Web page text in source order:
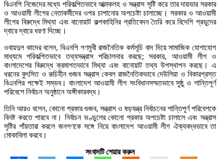
বিএনপি নিজেদের মধ্যে পরিকল্পিতভাবে আত্মকলহ ও সন্ত্রাস সৃষ্টি করে তার দায়ভার সরকার
ও আওয়ামী লীগের নেতাকর্মীদের ওপর চাপানোর অপচেষ্টা চালাচ্ছে। সরকার ও আওয়ামী
লীগের বিরুদ্ধে মিথ্যা এবং বানোয়াট কল্পকাহিনির প্রতিবেদন তৈরি করে বিদেশি প্রভুদের
দ্বারে দ্বারে ধরণা দিচ্ছে।
ওবায়দুল কাদের বলেন, বিএনপি গণমুখী রাজনৈতিক কর্মসূচি বাদ দিয়ে সামাজিক যোগাযোগ
মাধ্যমে পরিকল্পিতভাবে তথ্যসন্ত্রাস পরিচালনার করছে; সরকার, আওয়ামী লীগ ও
বাংলাদেশের বিরুদ্ধে ক্রমাগতভাবে মিথ্যা এবং বানোয়াট তথ্য উপস্থাপন করছে। এ
ধরনের কুৎসিত ও রুচিহীন গুজব সন্ত্রাস কেবল রাজনৈতিকভাবে দেউলিয়া ও বিকারগ্রস্ত
বিএনপির পক্ষেই সম্ভব। বাংলাদেশ আওয়ামী লীগ সংবিধানসম্মতভাবে সুষ্ঠু ও শান্তিপূর্ণ
পরিবেশে নির্বাচন অনুষ্ঠানে অঙ্গীকারবদ্ধ।
তিনি আরও বলেন, কোনো প্রকার গুজব, সন্ত্রাস ও ষড়যন্ত্র নির্বাচনের শান্তিপূর্ণ পরিবেশকে
বিনষ্ট করতে পারবে না। নির্বাচন ভণ্ডুলের কোনো প্রকার অপচেষ্টা চালালে এবং সন্ত্রাস
সৃষ্টির পাঁয়তারা করলে জনগণকে সঙ্গে নিয়ে বাংলাদেশ আওয়ামী লীগ ঐক্যবদ্ধভাবে তা
মোকাবিলা করবে।
সংবাদটি শেয়ার করুন